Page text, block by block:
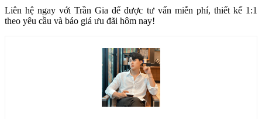
Liên hệ ngay với Trần Gia để được tư vấn miễn phí, thiết kế 1:1
theo yêu cầu và báo giá ưu đãi hôm nay!